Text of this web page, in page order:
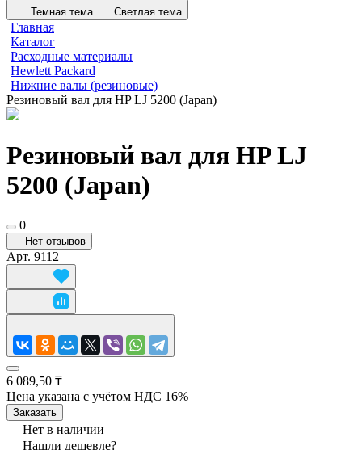
Темная тема Светлая тема
Главная
Каталог
Расходные материалы
Hewlett Packard
Нижние валы (резиновые)
Резиновый вал для HP LJ 5200 (Japan)
Резиновый вал для HP LJ
5200 (Japan)
0
Нет отзывов
Арт. 9112
6 089,50 ₸
Цена указана с учётом НДС 16%
Заказать
Нет в наличии
Нашли дешевле?